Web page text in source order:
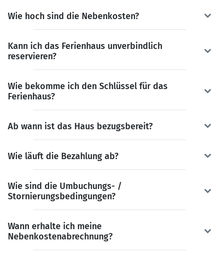
Wie hoch sind die Nebenkosten?
Kann ich das Ferienhaus unverbindlich
reservieren?
Wie bekomme ich den Schlüssel für das
Ferienhaus?
Ab wann ist das Haus bezugsbereit?
Wie läuft die Bezahlung ab?
Wie sind die Umbuchungs- /
Stornierungsbedingungen?
Wann erhalte ich meine
Nebenkostenabrechnung?